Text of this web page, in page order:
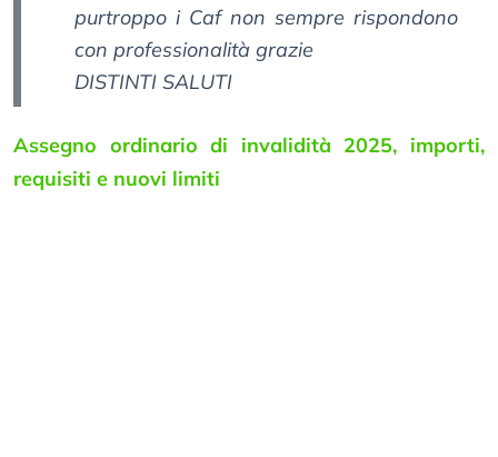
purtroppo i Caf non sempre rispondono
con professionalità grazie
DISTINTI SALUTI
Assegno ordinario di invalidità 2025, importi,
requisiti e nuovi limiti